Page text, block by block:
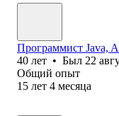
Программист Java,
40 лет • Был 22
Общий опыт
15 лет 4 месяца